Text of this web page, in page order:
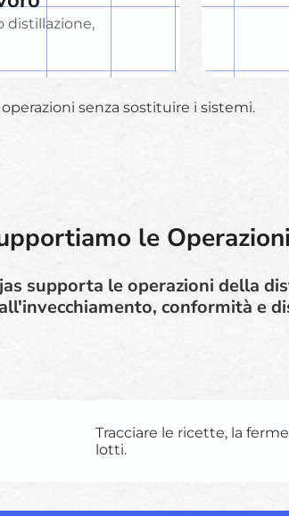
distillazione,
senza sostituire i sistemi.
le
supporta le operazioni della
all'invecchiamento, conformità e
Tracciare le ricette, la
lotti.